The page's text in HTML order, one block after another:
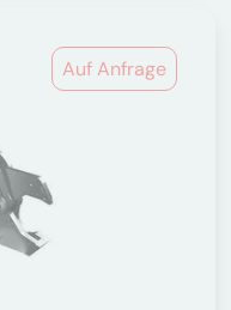
Auf Anfrage